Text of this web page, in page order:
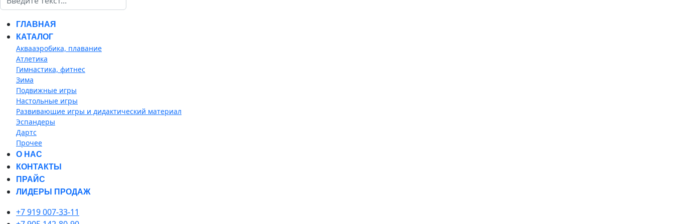
ГЛАВНАЯ
КАТАЛОГ
Аквааэробика, плавание
Атлетика
Гимнастика, фитнес
Зима
Подвижные игры
Настольные игры
Развивающие игры и дидактический материал
Эспандеры
Дартс
Прочее
О НАС
КОНТАКТЫ
ПРАЙС
ЛИДЕРЫ ПРОДАЖ
+7 919 007-33-11